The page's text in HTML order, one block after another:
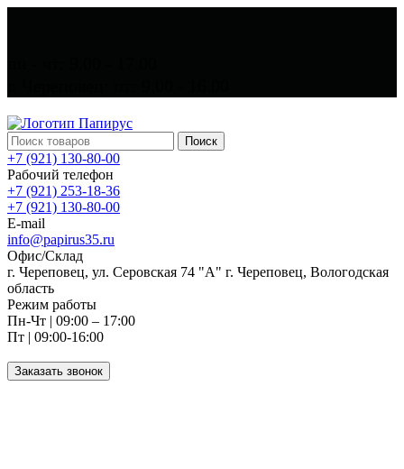
Поиск
+7 (921) 130-80-00
Рабочий телефон
+7 (921) 253-18-36
+7 (921) 130-80-00
E-mail
info@papirus35.ru
Офис/Склад
г. Череповец, ул. Серовская 74 "А" г. Череповец, Вологодская
область
Режим работы
Пн-Чт | 09:00 – 17:00
Пт | 09:00-16:00
Заказать звонок